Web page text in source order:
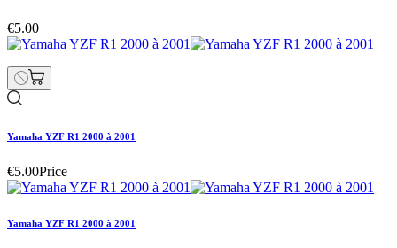
€5.00
Yamaha YZF R1 2000 à 2001
€5.00Price
Yamaha YZF R1 2000 à 2001